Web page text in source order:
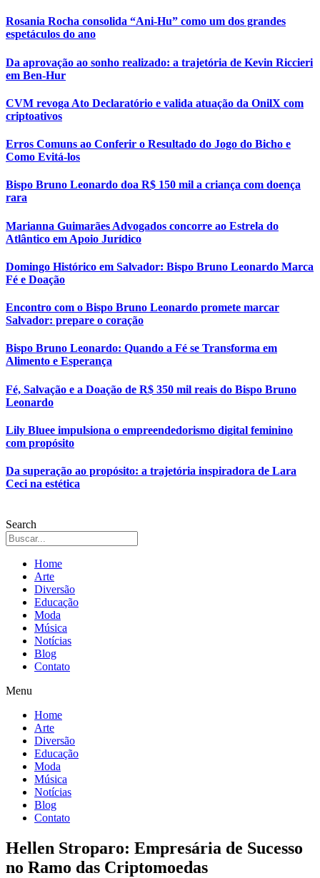
Rosania Rocha consolida “Ani-Hu” como um dos grandes
espetáculos do ano
Da aprovação ao sonho realizado: a trajetória de Kevin Riccieri
em Ben-Hur
CVM revoga Ato Declaratório e valida atuação da OnilX com
criptoativos
Erros Comuns ao Conferir o Resultado do Jogo do Bicho e
Como Evitá-los
Bispo Bruno Leonardo doa R$ 150 mil a criança com doença
rara
Marianna Guimarães Advogados concorre ao Estrela do
Atlântico em Apoio Jurídico
Domingo Histórico em Salvador: Bispo Bruno Leonardo Marca
Fé e Doação
Encontro com o Bispo Bruno Leonardo promete marcar
Salvador: prepare o coração
Bispo Bruno Leonardo: Quando a Fé se Transforma em
Alimento e Esperança
Fé, Salvação e a Doação de R$ 350 mil reais do Bispo Bruno
Leonardo
Lily Bluee impulsiona o empreendedorismo digital feminino
com propósito
Da superação ao propósito: a trajetória inspiradora de Lara
Ceci na estética
Search
Home
Arte
Diversão
Educação
Moda
Música
Notícias
Blog
Contato
Menu
Home
Arte
Diversão
Educação
Moda
Música
Notícias
Blog
Contato
Hellen Stroparo: Empresária de Sucesso
no Ramo das Criptomoedas